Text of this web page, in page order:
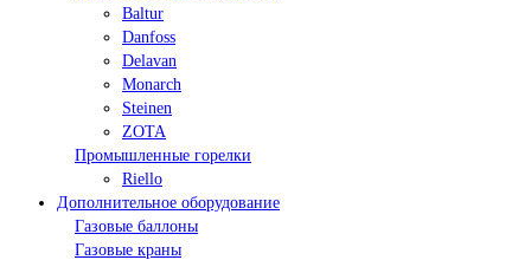
Baltur
Danfoss
Delavan
Monarch
Steinen
ZOTA
Промышленные горелки
Riello
Дополнительное оборудование
Газовые баллоны
Газовые краны